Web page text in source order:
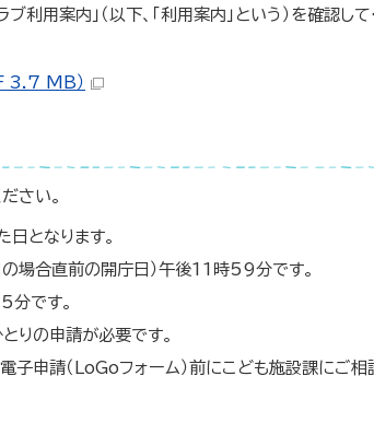
用案内」（以下、「利用案内」という）を確認して
3.7 MB）
さい。
となります。
場合直前の開庁日）午後11時59分です。
分です。
りの申請が必要です。
子申請（LoGoフォーム）前にこども施設課にご相